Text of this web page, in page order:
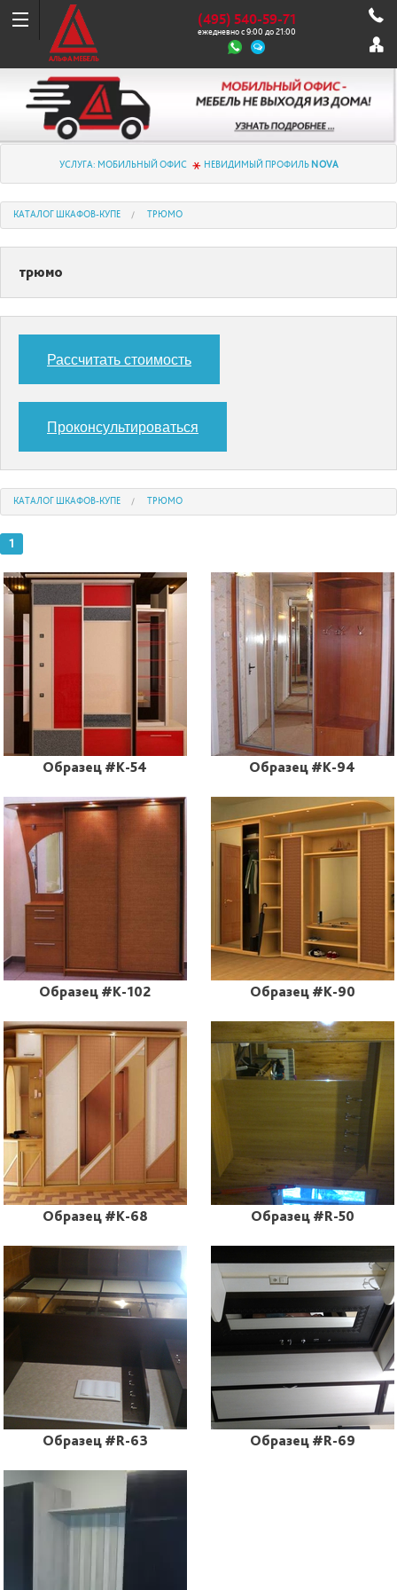
(495) 540-59-71
ежедневно с 9:00 до 21:00
УСЛУГА: МОБИЛЬНЫЙ ОФИС НЕВИДИМЫЙ ПРОФИЛЬ NOVA
КАТАЛОГ ШКАФОВ-КУПЕ ТРЮМО
трюмо
Рассчитать стоимость
Проконсультироваться
КАТАЛОГ ШКАФОВ-КУПЕ ТРЮМО
1
Образец #K-54 Образец #K-94
Образец #K-102 Образец #K-90
Образец #K-68 Образец #R-50
Образец #R-63 Образец #R-69